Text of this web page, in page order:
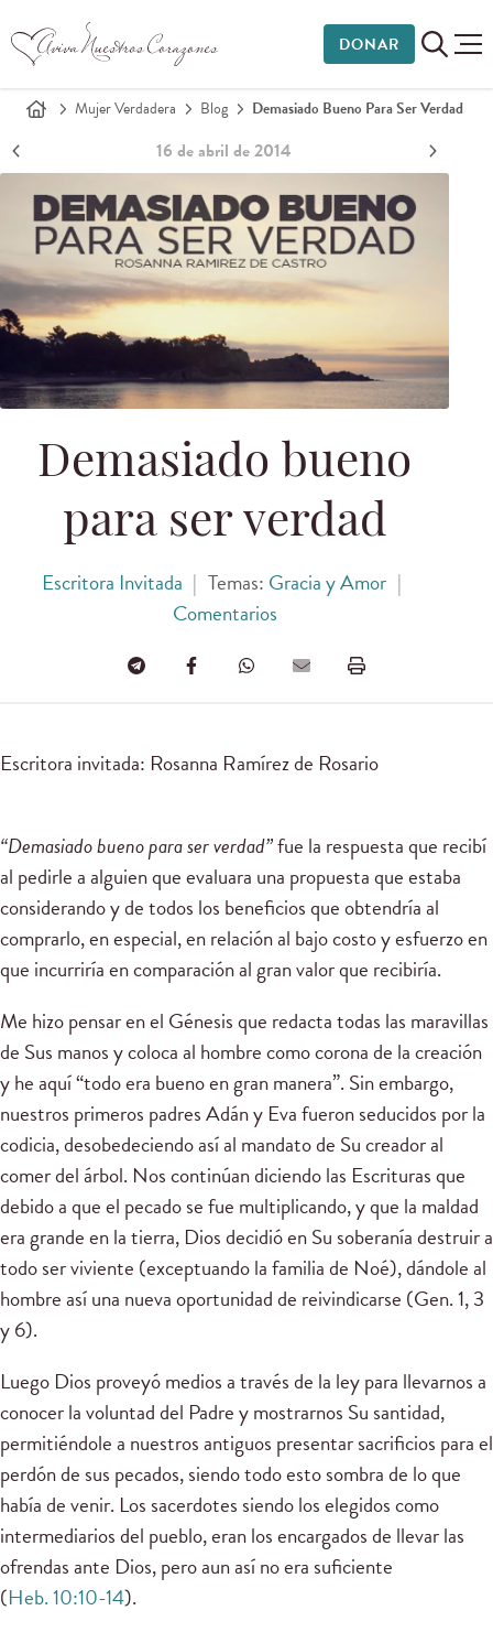
DONAR
Mujer Verdadera Blog Demasiado Bueno Para Ser Verdad
16 de abril de 2014
Demasiado bueno
para ser verdad
Escritora Invitada | Temas: Gracia y Amor |
Comentarios
Escritora invitada: Rosanna Ramírez de Rosario
“Demasiado bueno para ser verdad”fue la respuesta que recibí
al pedirle a alguien que evaluara una propuesta que estaba
considerando y de todos los beneficios que obtendría al
comprarlo, en especial, en relación al bajo costo y esfuerzo en
que incurriría en comparación al gran valor que recibiría.
Me hizo pensar en el Génesis que redacta todas las maravillas
de Sus manos y coloca al hombre como corona de la creación
y he aquí “todo era bueno en gran manera”. Sin embargo,
nuestros primeros padres Adán y Eva fueron seducidos por la
codicia, desobedeciendo así al mandato de Su creador al
comer del árbol. Nos continúan diciendo las Escrituras que
debido a que el pecado se fue multiplicando, y que la maldad
era grande en la tierra, Dios decidió en Su soberanía destruir a
todo ser viviente (exceptuando la familia de Noé), dándole al
hombre así una nueva oportunidad de reivindicarse (Gen. 1, 3
y 6).
Luego Dios proveyó medios a través de la ley para llevarnos a
conocer la voluntad del Padre y mostrarnos Su santidad,
permitiéndole a nuestros antiguos presentar sacrificios para el
perdón de sus pecados, siendo todo esto sombra de lo que
había de venir. Los sacerdotes siendo los elegidos como
intermediarios del pueblo, eran los encargados de llevar las
ofrendas ante Dios, pero aun así no era suficiente
(Heb. 10:10-14).